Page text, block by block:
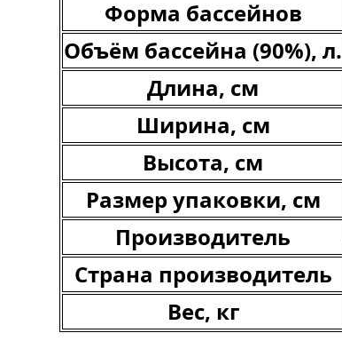
Форма бассейнов
Объём бассейна (90%), л.
Длина, см
Ширина, см
Высота, см
Размер упаковки, см
Производитель
Страна производитель
Вес, кг